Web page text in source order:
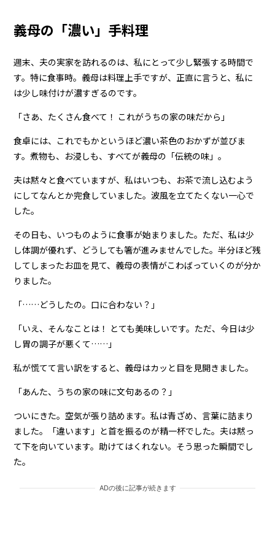
義母の「濃い」手料理
週末、夫の実家を訪れるのは、私にとって少し緊張する時間で
す。特に食事時。義母は料理上手ですが、正直に言うと、私に
は少し味付けが濃すぎるのです。
「さあ、たくさん食べて！ これがうちの家の味だから」
食卓には、これでもかというほど濃い茶色のおかずが並びま
す。煮物も、お浸しも、すべてが義母の「伝統の味」。
夫は黙々と食べていますが、私はいつも、お茶で流し込むよう
にしてなんとか完食していました。波風を立てたくない一心で
した。
その日も、いつものように食事が始まりました。ただ、私は少
し体調が優れず、どうしても箸が進みませんでした。半分ほど残
してしまったお皿を見て、義母の表情がこわばっていくのが分か
りました。
「……どうしたの。口に合わない？」
「いえ、そんなことは！ とても美味しいです。ただ、今日は少
し胃の調子が悪くて……」
私が慌てて言い訳をすると、義母はカッと目を見開きました。
「あんた、うちの家の味に文句あるの？」
ついにきた。空気が張り詰めます。私は青ざめ、言葉に詰まり
ました。「違います」と首を振るのが精一杯でした。夫は黙っ
て下を向いています。助けてはくれない。そう思った瞬間でし
た。
ADの後に記事が続きます